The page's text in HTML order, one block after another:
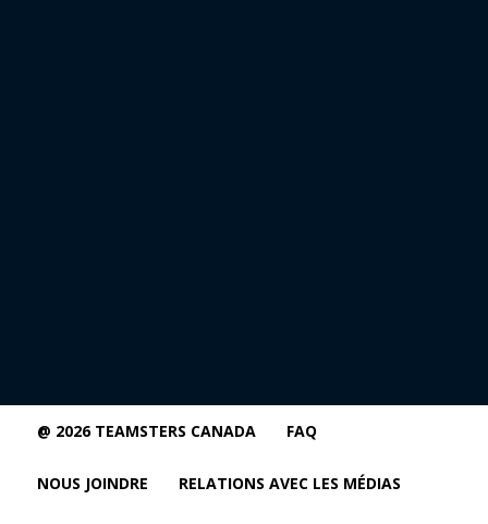
@ 2026 TEAMSTERS CANADA FAQ
NOUS JOINDRE RELATIONS AVEC LES MÉDIAS